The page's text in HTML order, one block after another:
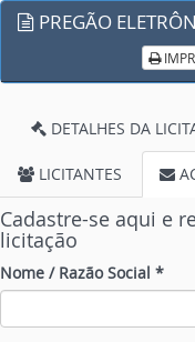
PREGÃO
DETALHES DA
LICITANTES
Cadastre-se aqui e
licitação
Nome / Razão Social *